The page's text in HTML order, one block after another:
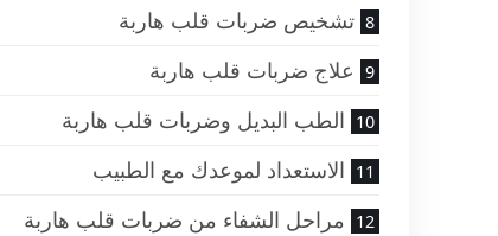
تشخيص ضربات قلب هاربة
علاج ضربات قلب هاربة
الطب البديل وضربات قلب هاربة
الاستعداد لموعدك مع الطبيب
مراحل الشفاء من ضربات قلب هاربة